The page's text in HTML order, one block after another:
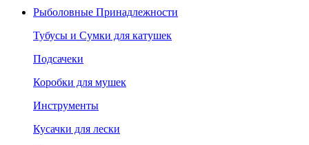
Рыболовные Принадлежности
Тубусы и Сумки для катушек
Подсачеки
Коробки для мушек
Инструменты
Кусачки для лески